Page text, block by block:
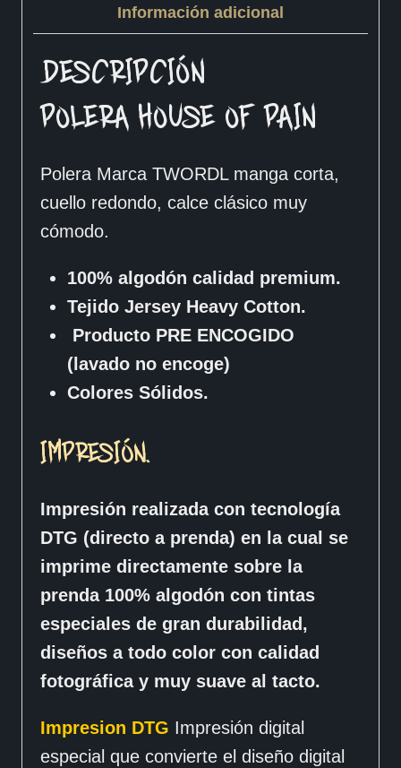
Información adicional
DESCRIPCIÓN
POLERA HOUSE OF PAIN
Polera Marca TWORDL manga corta,
cuello redondo, calce clásico muy
cómodo.
100% algodón calidad premium.
Tejido Jersey Heavy Cotton.
Producto PRE ENCOGIDO
(lavado no encoge)
Colores Sólidos.
IMPRESIÓN.
Impresión realizada con tecnología
DTG (directo a prenda) en la cual se
imprime directamente sobre la
prenda 100% algodón con tintas
especiales de gran durabilidad,
diseños a todo color con calidad
fotográfica y muy suave al tacto.
Impresion DTG Impresión digital
especial que convierte el diseño digital